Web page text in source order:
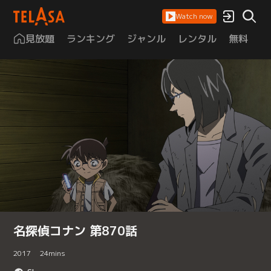
Watch now
見放題 ランキング ジャンル レンタル 無料
名探偵コナン 第870話
2017 24mins